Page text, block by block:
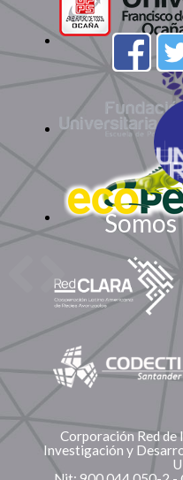
Corporación Red de
Investigación y